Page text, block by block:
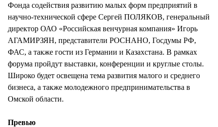
Фонда содействия развитию малых форм предприятий в
научно-технической сфере Сергей ПОЛЯКОВ, генеральный
директор ОАО «Российская венчурная компания» Игорь
АГАМИРЗЯН, представители РОСНАНО, Госдумы РФ,
ФАС, а также гости из Германии и Казахстана. В рамках
форума пройдут выставки, конференции и круглые столы.
Широко будет освещена тема развития малого и среднего
бизнеса, а также молодежного предпринимательства в
Омской области.
Превью